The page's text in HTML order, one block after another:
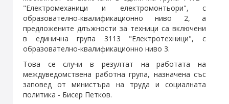
"Електромеханици и електромонтьори", с
образователно-квалификационно ниво 2, а
предложените длъжности за техници са включени
в единична група 3113 "Електротехници", с
образователно-квалификационно ниво 3.
Това се случи в резултат на работата на
междуведомствена работна група, назначена със
заповед от министъра на труда и социалната
политика - Бисер Петков.